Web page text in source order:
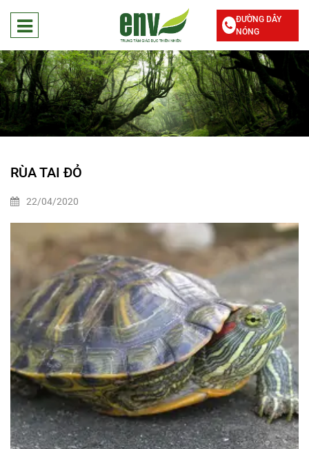
ĐƯỜNG DÂY
NÓNG
RÙA TAI ĐỎ
22/04/2020